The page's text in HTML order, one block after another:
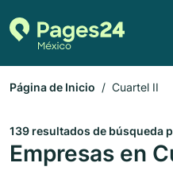
Página de Inicio Cuartel II
139 resultados de búsqueda
Empresas en